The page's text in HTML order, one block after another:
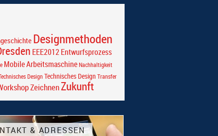
Designmethoden
EEE2012Entwurfsprozess
Mobile Arbeitsmaschine Nachhaltigkeit
Design Technisches Design Transfer
Zeichnen Zukunft
& ADRESSEN